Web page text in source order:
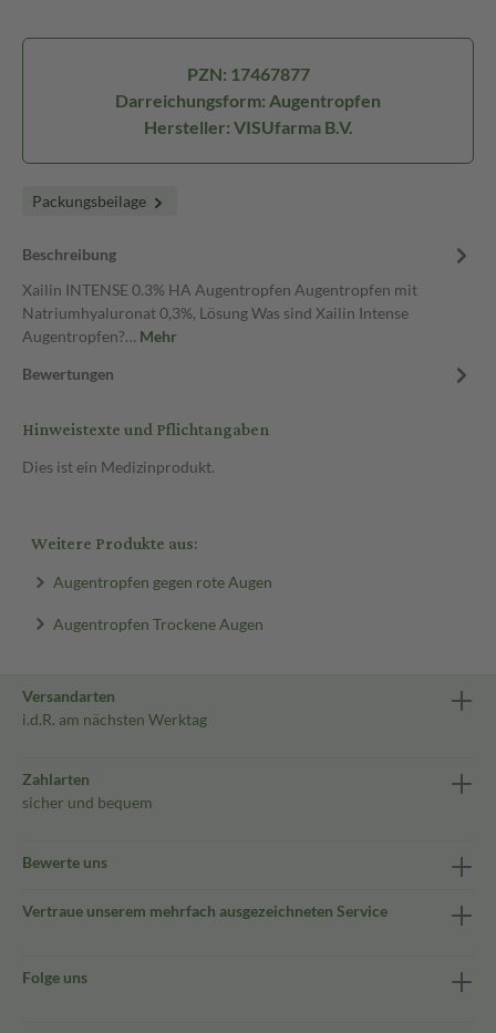
PZN: 17467877
Darreichungsform: Augentropfen
Hersteller: VISUfarma B.V.
Packungsbeilage
Beschreibung
Xailin INTENSE 0.3% HA Augentropfen Augentropfen mit
Natriumhyaluronat 0,3%, Lösung Was sind Xailin Intense
Augentropfen?… Mehr
Bewertungen
Hinweistexte und Pflichtangaben
Dies ist ein Medizinprodukt.
Weitere Produkte aus:
Augentropfen gegen rote Augen
Augentropfen Trockene Augen
Versandarten
i.d.R. am nächsten Werktag
Zahlarten
sicher und bequem
Bewerte uns
Vertraue unserem mehrfach ausgezeichneten Service
Folge uns